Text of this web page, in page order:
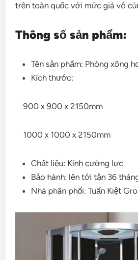
trên toàn quốc với mức giá vô
Thông số sản phẩm:
Tên sản phẩm: Phòng xông
Kích thước:
900 x 900 x 2150mm
1000 x 1000 x 2150mm
Chất liệu: Kính cường lực
Bảo hành: lên tới tận 36
Nhà phân phối: Tuấn Kiệt